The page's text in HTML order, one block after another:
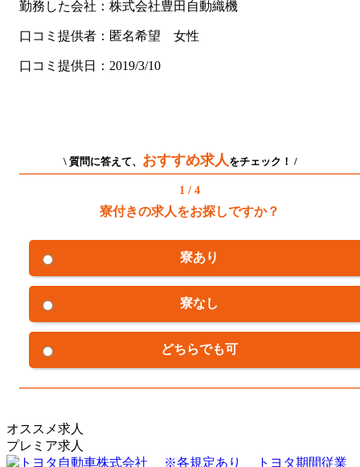
勤務した会社：株式会社豊田自動織機
口コミ提供者：匿名希望 女性
口コミ提供日：2019/3/10
\ 質問に答えて、 おすすめ求人をチェック！ /
1 / 4
寮付きの求人をお探しですか？
寮あり
寮なし
どちらでも可
オススメ求人
プレミア求人